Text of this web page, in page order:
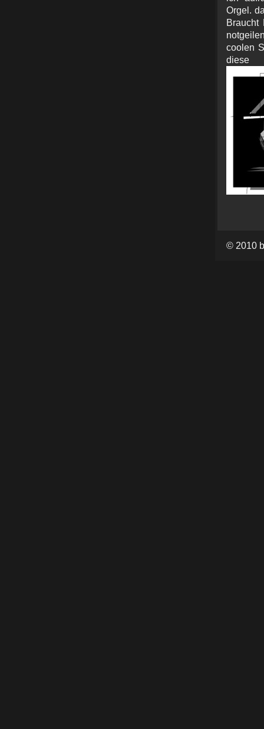
Orgel.
Braucht
coolen
diese
© 2010